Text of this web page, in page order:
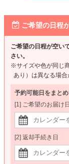
ご希望の日程
ご希望の日程が空い
さい。
※サイズや色が同じ
あり）は異なる場合
予約可能日をまと
[1] ご希望のお届け日
[2] 返却手続き日